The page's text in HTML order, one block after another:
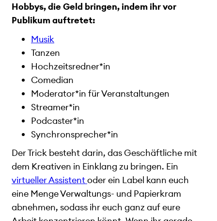
Hobbys, die Geld bringen, indem ihr vor
Publikum auftretet:
Musik
Tanzen
Hochzeitsredner*in
Comedian
Moderator*in für Veranstaltungen
Streamer*in
Podcaster*in
Synchronsprecher*in
Der Trick besteht darin, das Geschäftliche mit
dem Kreativen in Einklang zu bringen. Ein
virtueller Assistentoder ein Label kann euch
eine Menge Verwaltungs- und Papierkram
abnehmen, sodass ihr euch ganz auf eure